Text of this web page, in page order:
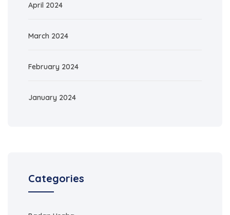
April 2024
March 2024
February 2024
January 2024
Categories